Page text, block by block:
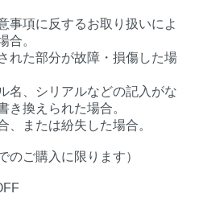
事項に反するお取り扱いによ
合。
れた部分が故障・損傷した場
名、シリアルなどの記入がな
き換えられた場合。
、または紛失した場合。
のご購入に限ります）